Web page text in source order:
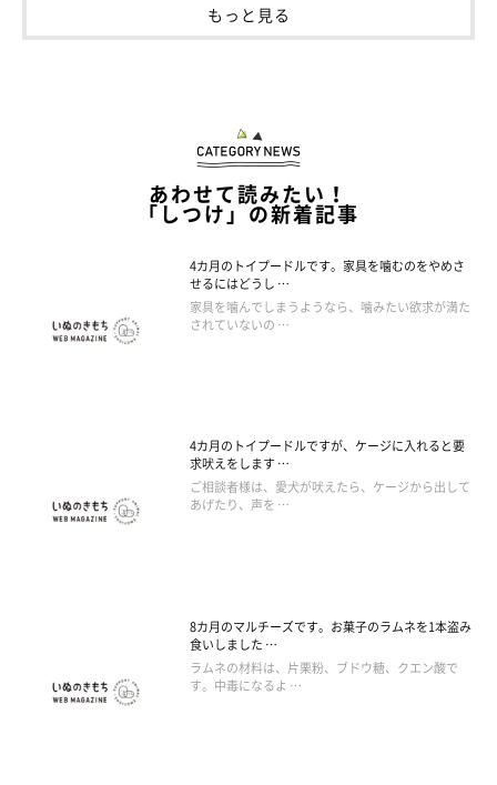
もっと見る
あわせて読みたい！
「しつけ」の新着記事
4カ月のトイプードルです。家具を噛むのをやめさ
せるにはどうし …
家具を噛んでしまうようなら、噛みたい欲求が満た
されていないの …
4カ月のトイプードルですが、ケージに入れると要
求吠えをします …
ご相談者様は、愛犬が吠えたら、ケージから出して
あげたり、声を …
8カ月のマルチーズです。お菓子のラムネを1本盗み
食いしました …
ラムネの材料は、片栗粉、ブドウ糖、クエン酸で
す。中毒になるよ …